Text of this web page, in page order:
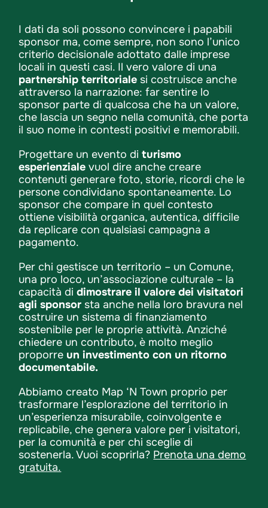
I dati da soli possono convincere i papabili
sponsor ma, come sempre, non sono l’unico
criterio decisionale adottato dalle imprese
locali in questi casi. Il vero valore di una
partnership territoriale si costruisce anche
attraverso la narrazione: far sentire lo
sponsor parte di qualcosa che ha un valore,
che lascia un segno nella comunità, che porta
il suo nome in contesti positivi e memorabili.
Progettare un evento diturismo
esperienziale vuol dire anche creare
contenuti generare foto, storie, ricordi che le
persone condividano spontaneamente. Lo
sponsor che compare in quel contesto
ottiene visibilità organica, autentica, difficile
da replicare con qualsiasi campagna a
pagamento.
Per chi gestisce un territorio – un Comune,
una pro loco, un’associazione culturale – la
capacità didimostrare il valore dei visitatori
agli sponsor sta anche nella loro bravura nel
costruire un sistema di finanziamento
sostenibile per le proprie attività. Anziché
chiedere un contributo, è molto meglio
proporre un investimento con un ritorno
documentabile.
Abbiamo creato Map ‘N Town proprio per
trasformare l’esplorazione del territorio in
un’esperienza misurabile, coinvolgente e
replicabile, che genera valore per i visitatori,
per la comunità e per chi sceglie di
sostenerla. Vuoi scoprirla? Prenota una demo
gratuita.